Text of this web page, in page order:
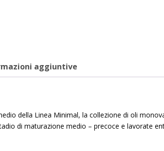
aggiuntive
della Linea Minimal, la collezione di oli
di maturazione medio – precoce e lavorate